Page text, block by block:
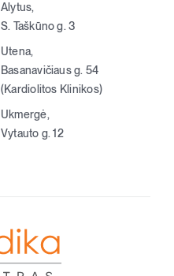
Alytus,
S. Taškūno g. 3
Utena,
Basanavičiaus g. 54
(Kardiolitos Klinikos)
Ukmergė,
Vytauto g. 12